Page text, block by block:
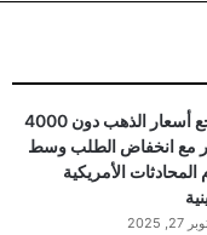
تراجع أسعار الذهب دون 4000
مع انخفاض الطلب وسط
المحادثات الأمريكية
2025